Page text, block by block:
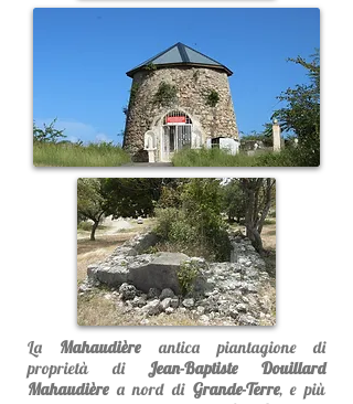
La Mahaudière antica piantagione di
proprietà diJean-Baptiste Douillard
Mahaudière a nord di Grande-Terre, e più